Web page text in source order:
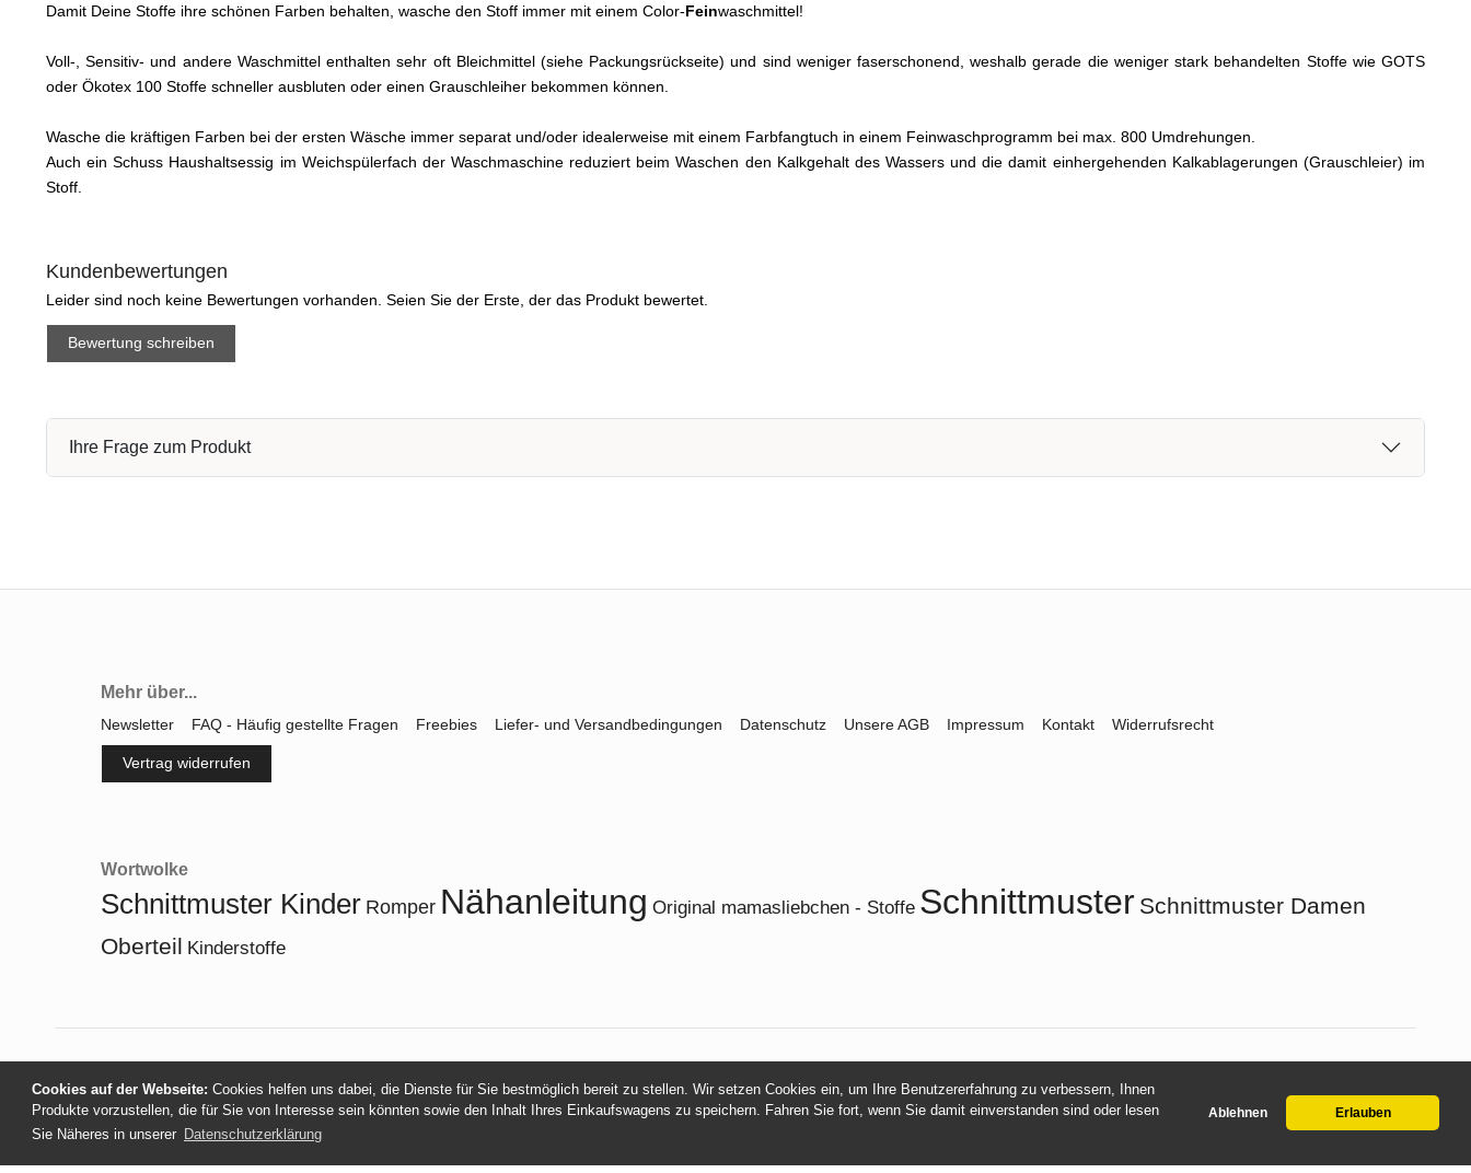
Cookies auf der Webseite: Cookies helfen uns dabei, die Dienste für Sie bestmöglich bereit zu stellen. Wir setzen Cookies ein, um Ihre Benutzererfahrung zu verbessern, Ihnen
Produkte vorzustellen, die für Sie von Interesse sein könnten sowie den Inhalt Ihres Einkaufswagens zu speichern. Fahren Sie fort, wenn Sie damit einverstanden sind oder lesen
Sie Näheres in unserer Datenschutzerklärung
Ablehnen Erlauben
Damit Deine Stoffe ihre schönen Farben behalten, wasche den Stoff immer mit einem Color-Feinwaschmittel!
Voll-, Sensitiv- und andere Waschmittel enthalten sehr oft Bleichmittel (siehe Packungsrückseite) und sind weniger faserschonend, weshalb gerade die weniger stark behandelten Stoffe wie GOTS
oder Ökotex 100 Stoffe schneller ausbluten oder einen Grauschleiher bekommen können.
Wasche die kräftigen Farben bei der ersten Wäsche immer separat und/oder idealerweise mit einem Farbfangtuch in einem Feinwaschprogramm bei max. 800 Umdrehungen.
Auch ein Schuss Haushaltsessig im Weichspülerfach der Waschmaschine reduziert beim Waschen den Kalkgehalt des Wassers und die damit einhergehenden Kalkablagerungen (Grauschleier) im
Stoff.
Kundenbewertungen
Leider sind noch keine Bewertungen vorhanden. Seien Sie der Erste, der das Produkt bewertet.
Bewertung schreiben
Ihre Frage zum Produkt
Mehr über...
Newsletter FAQ - Häufig gestellte Fragen Freebies Liefer- und Versandbedingungen Datenschutz Unsere AGB Impressum Kontakt Widerrufsrecht
Vertrag widerrufen
Wortwolke
Schnittmuster Kinder Romper Nähanleitung Original mamasliebchen - Stoffe Schnittmuster Schnittmuster Damen
Oberteil Kinderstoffe
© 2026 -mamasliebchen.de